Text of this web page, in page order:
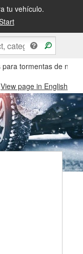
tu vehículo.
tormentas de
View page in English